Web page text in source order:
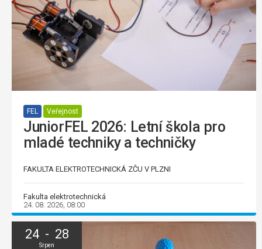
FEL Veřejnost
JuniorFEL 2026: Letní škola pro
mladé techniky a techničky
FAKULTA ELEKTROTECHNICKÁ ZČU V PLZNI
Fakulta elektrotechnická
24. 08. 2026, 08:00
24 - 28
Srpen